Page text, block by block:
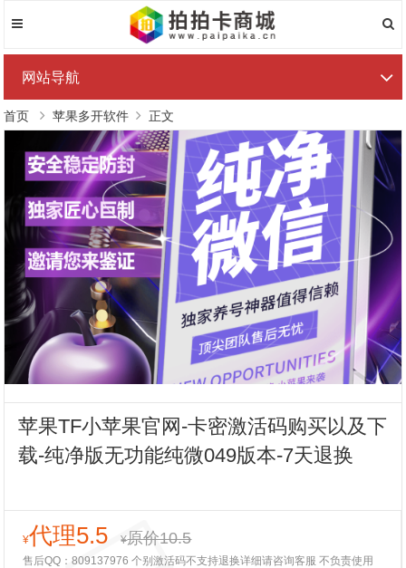
网站导航
首页 苹果多开软件 正文
苹果TF小苹果官网-卡密激活码购买以及下
载-纯净版无功能纯微049版本-7天退换
¥代理5.5 ¥原价10.5
售后QQ：809137976 个别激活码不支持退换详细请咨询客服 不负责使用